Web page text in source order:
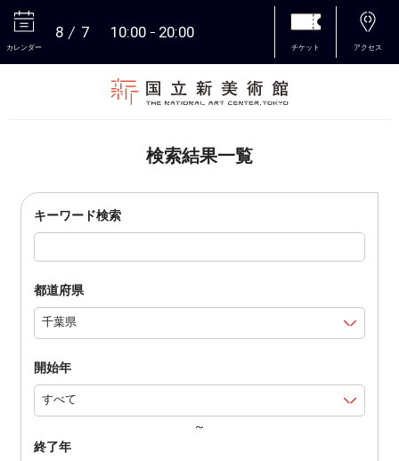
カレンダー
8 7 10:00 20:00
チケット アクセス
検索結果一覧
キーワード検索
都道府県
開始年
～
終了年